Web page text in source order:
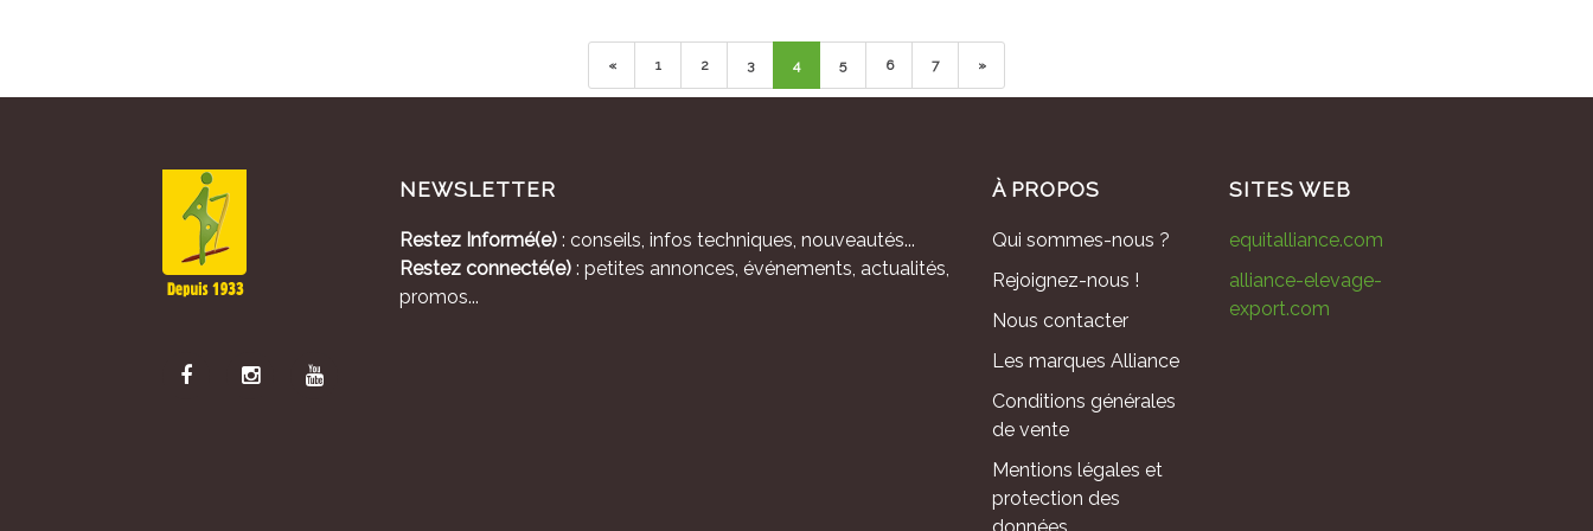
« 1 2 3 4 5 6 7 »
À PROPOS
Qui sommes-nous ?
Rejoignez-nous !
Nous contacter
Les marques Alliance
Conditions générales
de vente
Mentions légales et
protection des
SITES WEB
equitalliance.com
alliance-elevage-
export.com
NEWSLETTER
Restez Informé(e) : conseils, infos techniques, nouveautés...
Restez connecté(e) : petites annonces, événements, actualités,
promos...